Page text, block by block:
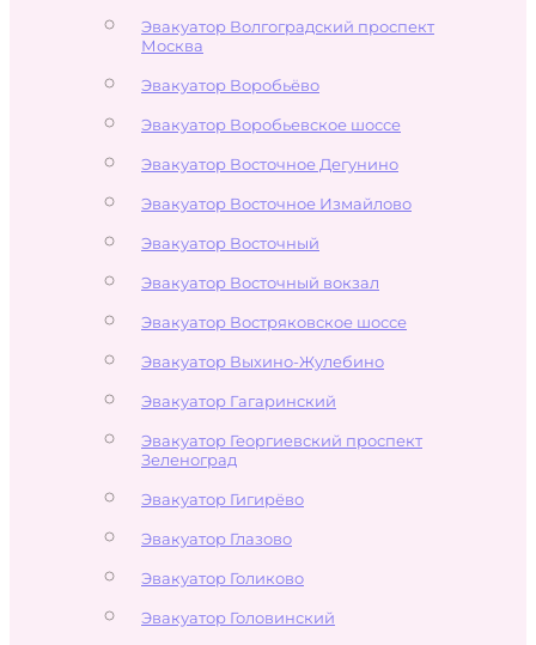
Эвакуатор Волгоградский проспект
Москва
Эвакуатор Воробьёво
Эвакуатор Воробьевское шоссе
Эвакуатор Восточное Дегунино
Эвакуатор Восточное Измайлово
Эвакуатор Восточный
Эвакуатор Восточный вокзал
Эвакуатор Востряковское шоссе
Эвакуатор Выхино-Жулебино
Эвакуатор Гагаринский
Эвакуатор Георгиевский проспект
Зеленоград
Эвакуатор Гигирёво
Эвакуатор Глазово
Эвакуатор Голиково
Эвакуатор Головинский